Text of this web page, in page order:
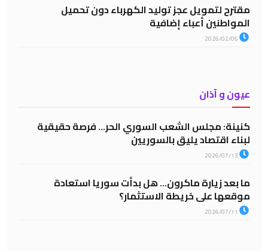
مقترح لتمويل عجز توليد الكهرباء دون تحميل
المواطنين أعباء إضافية
عيون و آذان
كنينة: مجلس الشعب السوري الحر… فرصة حقيقية
لبناء اقتصاد يليق بالسوريين
ما بعد زيارة ماكرون… هل بدأت سوريا استعادة
موقعها على خريطة الاستثمار؟